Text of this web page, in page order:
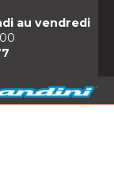
au vendredi